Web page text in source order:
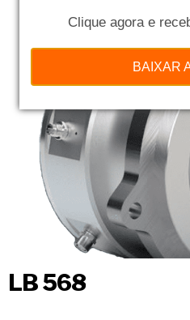
Clique agora e
BAIXAR
LB 568